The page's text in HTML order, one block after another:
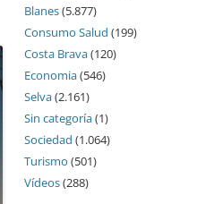
Blanes(5.877)
Consumo Salud (199)
Costa Brava(120)
Economia(546)
Selva(2.161)
Sin categoría(1)
Sociedad (1.064)
Turismo (501)
Vídeos(288)